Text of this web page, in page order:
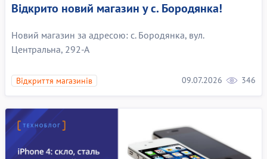
Відкрито новий магазин у с. Бородянка!
Новий магазин за адресою: с. Бородянка, вул.
Центральна, 292-А
Відкриття магазинів 09.07.2026 346